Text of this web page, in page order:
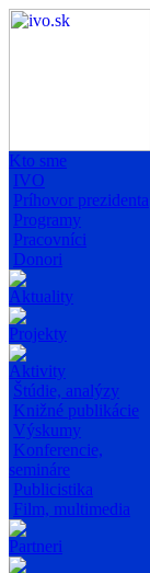
Kto sme
IVO
Príhovor prezidenta
Programy
Pracovníci
Donori
Aktuality
Projekty
Aktivity
Štúdie, analýzy
Knižné publikácie
Výskumy
Konferencie,
semináre
Publicistika
Film, multimedia
Partneri